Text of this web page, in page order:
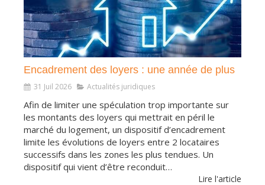
Encadrement des loyers : une année de plus
31 Juil 2026 Actualités juridiques
Afin de limiter une spéculation trop importante sur
les montants des loyers qui mettrait en péril le
marché du logement, un dispositif d’encadrement
limite les évolutions de loyers entre 2 locataires
successifs dans les zones les plus tendues. Un
dispositif qui vient d’être reconduit…
Lire l'article